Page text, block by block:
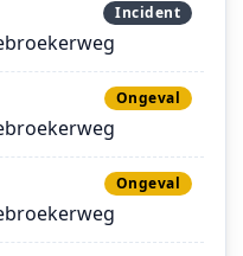
Incident
Ongeval
Ongeval